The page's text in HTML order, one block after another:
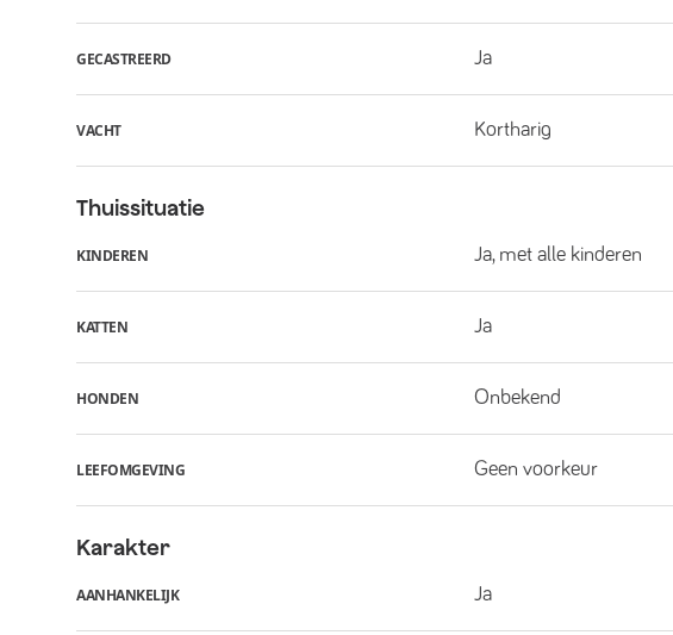
GECASTREERD Ja
VACHT Kortharig
Thuissituatie
KINDEREN Ja, met alle kinderen
KATTEN Ja
HONDEN Onbekend
LEEFOMGEVING Geen voorkeur
Karakter
AANHANKELIJK Ja